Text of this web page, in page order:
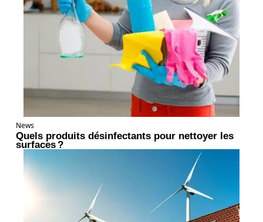
News
Quels produits désinfectants pour nettoyer les
surfaces ?